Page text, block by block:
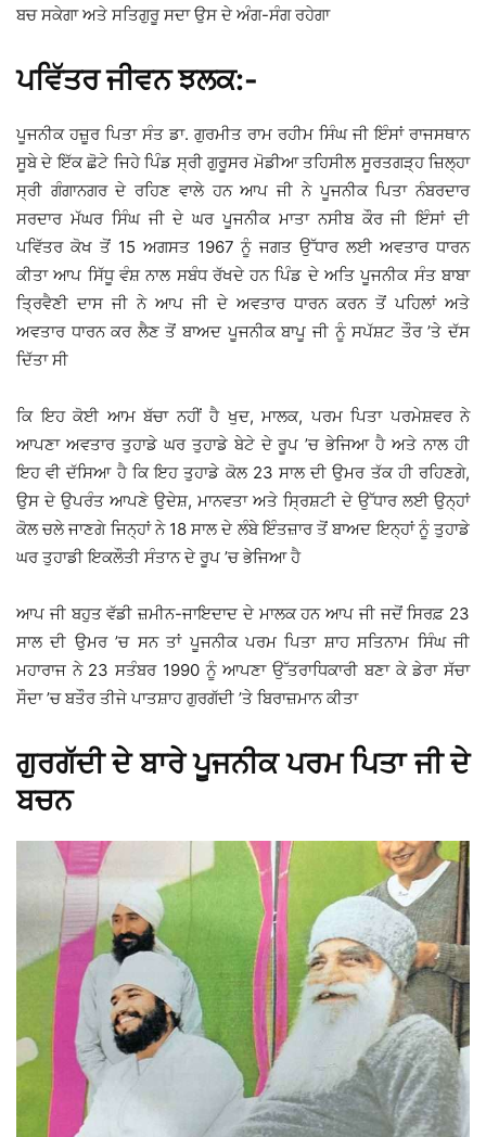
ਬਚ ਸਕੇਗਾ ਅਤੇ ਸਤਿਗੁਰੂ ਸਦਾ ਉਸ ਦੇ ਅੰਗ-ਸੰਗ ਰਹੇਗਾ
ਪਵਿੱਤਰ ਜੀਵਨ ਝਲਕ:-
ਪੂਜਨੀਕ ਹਜ਼ੂਰ ਪਿਤਾ ਸੰਤ ਡਾ. ਗੁਰਮੀਤ ਰਾਮ ਰਹੀਮ ਸਿੰਘ ਜੀ ਇੰਸਾਂ ਰਾਜਸਥਾਨ
ਸੂਬੇ ਦੇ ਇੱਕ ਛੋਟੇ ਜਿਹੇ ਪਿੰਡ ਸ੍ਰੀ ਗੁਰੂਸਰ ਮੋਡੀਆ ਤਹਿਸੀਲ ਸੂਰਤਗੜ੍ਹ ਜ਼ਿਲ੍ਹਾ
ਸ੍ਰੀ ਗੰਗਾਨਗਰ ਦੇ ਰਹਿਣ ਵਾਲੇ ਹਨ ਆਪ ਜੀ ਨੇ ਪੂਜਨੀਕ ਪਿਤਾ ਨੰਬਰਦਾਰ
ਸਰਦਾਰ ਮੱਘਰ ਸਿੰਘ ਜੀ ਦੇ ਘਰ ਪੂਜਨੀਕ ਮਾਤਾ ਨਸੀਬ ਕੌਰ ਜੀ ਇੰਸਾਂ ਦੀ
ਪਵਿੱਤਰ ਕੋਖ ਤੋਂ 15 ਅਗਸਤ 1967 ਨੂੰ ਜਗਤ ਉੱਧਾਰ ਲਈ ਅਵਤਾਰ ਧਾਰਨ
ਕੀਤਾ ਆਪ ਸਿੱਧੂ ਵੰਸ਼ ਨਾਲ ਸਬੰਧ ਰੱਖਦੇ ਹਨ ਪਿੰਡ ਦੇ ਅਤਿ ਪੂਜਨੀਕ ਸੰਤ ਬਾਬਾ
ਤ੍ਰਿਵੈਣੀ ਦਾਸ ਜੀ ਨੇ ਆਪ ਜੀ ਦੇ ਅਵਤਾਰ ਧਾਰਨ ਕਰਨ ਤੋਂ ਪਹਿਲਾਂ ਅਤੇ
ਅਵਤਾਰ ਧਾਰਨ ਕਰ ਲੈਣ ਤੋਂ ਬਾਅਦ ਪੂਜਨੀਕ ਬਾਪੂ ਜੀ ਨੂੰ ਸਪੱਸ਼ਟ ਤੌਰ ’ਤੇ ਦੱਸ
ਦਿੱਤਾ ਸੀ
ਕਿ ਇਹ ਕੋਈ ਆਮ ਬੱਚਾ ਨਹੀਂ ਹੈ ਖੁਦ, ਮਾਲਕ, ਪਰਮ ਪਿਤਾ ਪਰਮੇਸ਼ਵਰ ਨੇ
ਆਪਣਾ ਅਵਤਾਰ ਤੁਹਾਡੇ ਘਰ ਤੁਹਾਡੇ ਬੇਟੇ ਦੇ ਰੂਪ ’ਚ ਭੇਜਿਆ ਹੈ ਅਤੇ ਨਾਲ ਹੀ
ਇਹ ਵੀ ਦੱਸਿਆ ਹੈ ਕਿ ਇਹ ਤੁਹਾਡੇ ਕੋਲ 23 ਸਾਲ ਦੀ ਉਮਰ ਤੱਕ ਹੀ ਰਹਿਣਗੇ,
ਉਸ ਦੇ ਉਪਰੰਤ ਆਪਣੇ ਉਦੇਸ਼, ਮਾਨਵਤਾ ਅਤੇ ਸ੍ਰਿਸ਼ਟੀ ਦੇ ਉੱਧਾਰ ਲਈ ਉਨ੍ਹਾਂ
ਕੋਲ ਚਲੇ ਜਾਣਗੇ ਜਿਨ੍ਹਾਂ ਨੇ 18 ਸਾਲ ਦੇ ਲੰਬੇ ਇੰਤਜ਼ਾਰ ਤੋਂ ਬਾਅਦ ਇਨ੍ਹਾਂ ਨੂੰ ਤੁਹਾਡੇ
ਘਰ ਤੁਹਾਡੀ ਇਕਲੌਤੀ ਸੰਤਾਨ ਦੇ ਰੂਪ ’ਚ ਭੇਜਿਆ ਹੈ
ਆਪ ਜੀ ਬਹੁਤ ਵੱਡੀ ਜ਼ਮੀਨ-ਜਾਇਦਾਦ ਦੇ ਮਾਲਕ ਹਨ ਆਪ ਜੀ ਜਦੋਂ ਸਿਰਫ਼ 23
ਸਾਲ ਦੀ ਉਮਰ ’ਚ ਸਨ ਤਾਂ ਪੂਜਨੀਕ ਪਰਮ ਪਿਤਾ ਸ਼ਾਹ ਸਤਿਨਾਮ ਸਿੰਘ ਜੀ
ਮਹਾਰਾਜ ਨੇ 23 ਸਤੰਬਰ 1990 ਨੂੰ ਆਪਣਾ ਉੱਤਰਾਧਿਕਾਰੀ ਬਣਾ ਕੇ ਡੇਰਾ ਸੱਚਾ
ਸੌਦਾ ’ਚ ਬਤੌਰ ਤੀਜੇ ਪਾਤਸ਼ਾਹ ਗੁਰਗੱਦੀ ’ਤੇ ਬਿਰਾਜ਼ਮਾਨ ਕੀਤਾ
ਗੁਰਗੱਦੀ ਦੇ ਬਾਰੇ ਪੂਜਨੀਕ ਪਰਮ ਪਿਤਾ ਜੀ ਦੇ
ਬਚਨ